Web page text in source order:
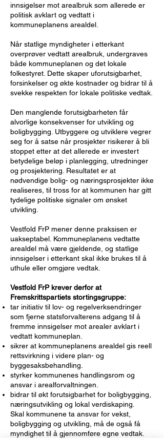
innsigelser mot arealbruk som allerede er
politisk avklart og vedtatt i
kommuneplanens arealdel.
Når statlige myndigheter i etterkant
overprøver vedtatt arealbruk, undergraves
både kommuneplanen og det lokale
folkestyret. Dette skaper uforutsigbarhet,
forsinkelser og økte kostnader og bidrar til å
svekke respekten for lokale politiske vedtak.
Den manglende forutsigbarheten får
alvorlige konsekvenser for utvikling og
boligbygging. Utbyggere og utviklere vegrer
seg for å satse når prosjekter risikerer å bli
stoppet etter at det allerede er investert
betydelige beløp i planlegging, utredninger
og prosjektering. Resultatet er at
nødvendige bolig- og næringsprosjekter ikke
realiseres, til tross for at kommunen har gitt
tydelige politiske signaler om ønsket
utvikling.
Vestfold FrP mener denne praksisen er
uakseptabel. Kommuneplanens vedtatte
arealdel må være gjeldende, og statlige
innsigelser i etterkant skal ikke brukes til å
uthule eller omgjøre vedtak.
Vestfold FrP krever derfor at
Fremskrittspartiets stortingsgruppe:
tar initiativ til lov- og regelverksendringer
som fjerne statsforvalterens adgang til å
fremme innsigelser mot arealer avklart i
vedtatt kommuneplan.
sikrer at kommuneplanens arealdel gis reell
rettsvirkning i videre plan- og
byggesaksbehandling.
styrker kommunenes handlingsrom og
ansvar i arealforvaltningen.
bidrar til økt forutsigbarhet for boligbygging,
næringsutvikling og lokal verdiskaping.
Skal kommunene ta ansvar for vekst,
boligbygging og utvikling, må de også få
myndighet til å gjennomføre egne vedtak.